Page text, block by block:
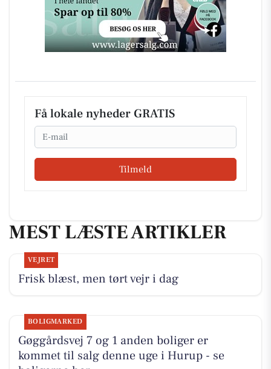
Få lokale nyheder GRATIS
Email
Tilmeld
MEST LÆSTE ARTIKLER
VEJRET
Frisk blæst, men tørt vejr i dag
BOLIGMARKED
Gøggårdsvej 7 og 1 anden boliger er
kommet til salg denne uge i Hurup - se